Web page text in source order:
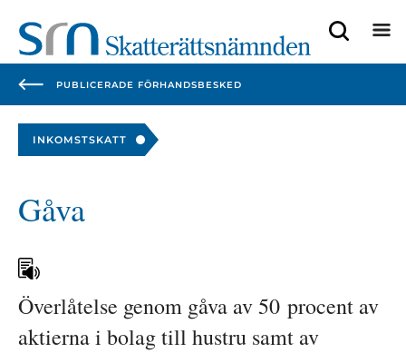
start
end
PUBLICERADE FÖRHANDSBESKED
INKOMSTSKATT
Gåva
Överlåtelse genom gåva av 50 procent av
aktierna i bolag till hustru samt av